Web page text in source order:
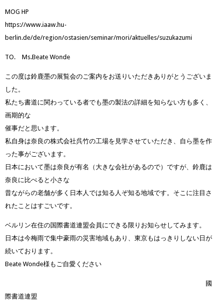
MOG HP
https://www.iaaw.hu-
berlin.de/de/region/ostasien/seminar/mori/aktuelles/suzukazumi
TO. Ms.Beate Wonde
この度は鈴鹿墨の展覧会のご案内をお送りいただきありがとうございま
した。
私たち書道に関わっている者でも墨の製法の詳細を知らない方も多く、
画期的な
催事だと思います。
私自身は奈良の株式会社呉竹の工場を見学させていただき、自ら墨を作
った事がございます。
日本において墨は奈良が有名（大きな会社があるので）ですが、鈴鹿は
奈良に比べると小さな
昔ながらの老舗が多く日本人では知る人ぞ知る地域です。そこに注目さ
れたことはすごいです。
ベルリン在住の国際書道連盟会員にできる限りお知らせしてみます。
日本は今梅雨で集中豪雨の災害地域もあり、東京もはっきりしない日が
続いております。
Beate Wonde様もご自愛ください
國
際書道連盟